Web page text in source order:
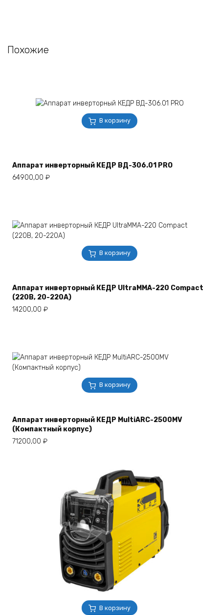
Похожие
В корзину
Аппарат инверторный КЕДР ВД-306.01 PRO
64900,00 ₽
В корзину
Аппарат инверторный КЕДР UltraMMA-220 Compact
(220В, 20-220А)
14200,00 ₽
В корзину
Аппарат инверторный КЕДР MultiARC-2500MV
(Компактный корпус)
71200,00 ₽
В корзину